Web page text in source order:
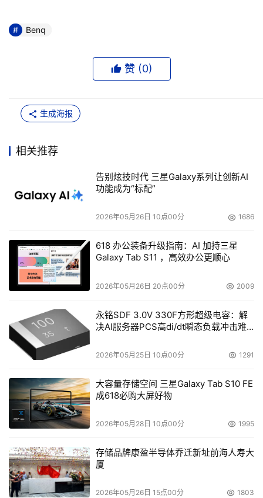
4月26日明基还将在全国16个城市电脑城中，举办现场
“鳄鱼回娘家”活动。在现场活动中，除了要为在网上注册的
200名幸运者免费升级成DVD外，在现场也会有一定数量的
活动当天购买明基光存储产品的用户可以凭有效凭证在现场
领取精美的鳄鱼五周年纪念品；当然现场还会有鳄鱼五周年
伴你度过一个快乐天。具体的活动信息，登录明基官方网站
http://ad.BenQ.com.cn/products/storage/200304/ 即可
明基鳄鱼光存储秉承BenQ精神，以享受快乐科技为宗
过。
Benq
赞 (0)
生成海报
相关推荐
告别炫技时代 三星Galaxy系列让创新AI
功能成为“标配”
2026年05月26日 10点00分 1686
618 办公装备升级指南：AI 加持三星
Galaxy Tab S11 ，高效办公更顺心
2026年05月26日 20点00分 2009
永铭SDF 3.0V 330F方形超级电容：解
决AI服务器PCS高di/dt瞬态负载冲击难
2026年05月25日 10点00分 1291
大容量存储空间 三星Galaxy Tab S10 FE
成618必购大屏好物
2026年05月28日 10点00分 1995
存储品牌康盈半导体乔迁新址前海人寿大
厦
2026年05月26日 15点00分 1803